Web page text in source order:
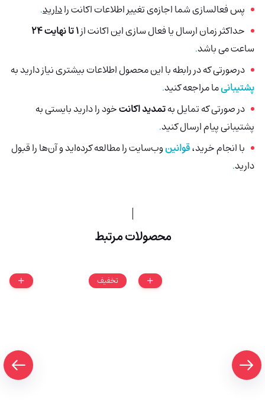
پس فعالسازی شما اجازه‌ی تغییر اطلاعات اکانت رادارید.
حداکثر زمان ارسال یا فعال سازی این اکانتاز1 تا نهایت 24
ساعت می باشد.
درصورتی‌ که در رابطه با این محصول اطلاعات بیشتری نیاز دارید به
پشتیبانیما مراجعه کنید.
در صورتی که تمایل بهتمدید اکانتخود را دارید بایستی به
پشتیبانی پیام ارسال کنید.
با انجام خرید،قوانینوب‌سایت را مطالعه کرده‌اید و آن‌ها را قبول
دارید.
محصولات مرتبط
تخفیف